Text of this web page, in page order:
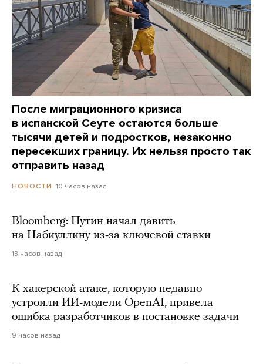
После миграционного кризиса
в испанской Сеуте остаются больше
тысячи детей и подростков, незаконно
пересекших границу. Их нельзя просто так
отправить назад
НОВОСТИ 10 часов назад
Bloomberg: Путин начал давить
на Набиуллину из-за ключевой ставки
13 часов назад
К хакерской атаке, которую недавно
устроили ИИ-модели OpenAI, привела
ошибка разработчиков в постановке задачи
9 часов назад